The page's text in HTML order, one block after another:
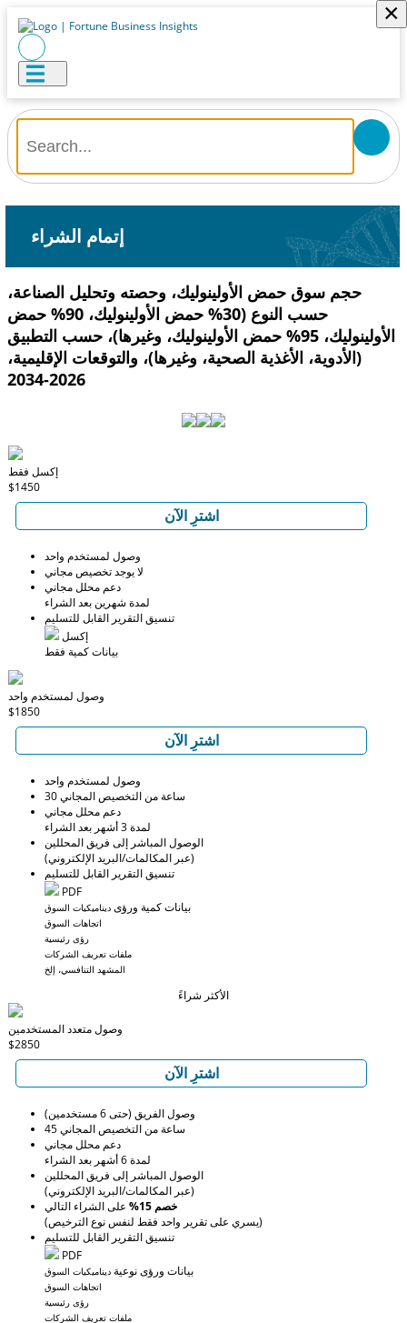
×
إتمام الشراء
حجم سوق حمض الأولينوليك، وحصته وتحليل الصناعة،
حسب النوع (30% حمض الأولينوليك، 90% حمض
الأولينوليك، 95% حمض الأولينوليك، وغيرها)، حسب التطبيق
(الأدوية، الأغذية الصحية، وغيرها)، والتوقعات الإقليمية،
2026-2034
إكسل فقط
$1450
اشترِ الآن
وصول لمستخدم واحد
لا يوجد تخصيص مجاني
دعم محلل مجاني
لمدة شهرين بعد الشراء
تنسيق التقرير القابل للتسليم
إكسل
بيانات كمية فقط
وصول لمستخدم واحد
$1850
اشترِ الآن
وصول لمستخدم واحد
30 ساعة من التخصيص المجاني
دعم محلل مجاني
لمدة 3 أشهر بعد الشراء
الوصول المباشر إلى فريق المحللين
(عبر المكالمات/البريد الإلكتروني)
تنسيق التقرير القابل للتسليم
PDF
بيانات كمية ورؤى ديناميكيات السوق
اتجاهات السوق
رؤى رئيسية
ملفات تعريف الشركات
المشهد التنافسي، إلخ
الأكثر شراءً
وصول متعدد المستخدمين
$2850
اشترِ الآن
وصول الفريق (حتى 6 مستخدمين)
45 ساعة من التخصيص المجاني
دعم محلل مجاني
لمدة 6 أشهر بعد الشراء
الوصول المباشر إلى فريق المحللين
(عبر المكالمات/البريد الإلكتروني)
خصم 15%
على الشراء التالي
(يسري على تقرير واحد فقط لنفس نوع الترخيص)
تنسيق التقرير القابل للتسليم
PDF
بيانات ورؤى نوعية ديناميكيات السوق
اتجاهات السوق
رؤى رئيسية
ملفات تعريف الشركات